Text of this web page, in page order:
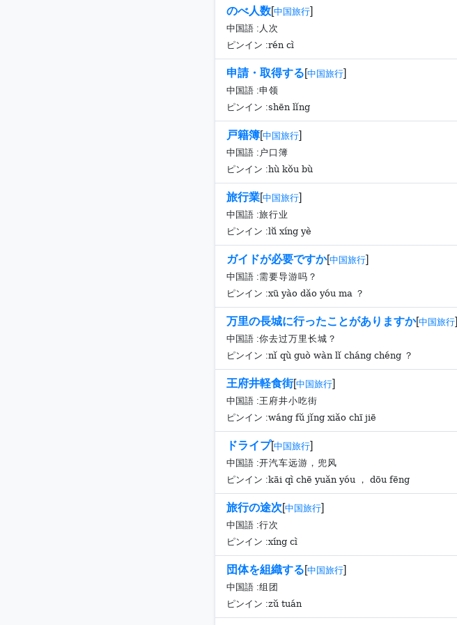
のべ人数[中国旅行]
中国語 : 人次
ピンイン :rén cì
申請・取得する[中国旅行]
中国語 :申领
ピンイン :shēn lǐng
戸籍簿[中国旅行]
中国語 : 户口簿
ピンイン :hù kǒu bù
旅行業[中国旅行]
中国語 :旅行业
ピンイン :lǚ xíng yè
ガイドが必要ですか[中国旅行]
中国語 :需要导游吗？
ピンイン :xū yào dǎo yóu ma ？
万里の長城に行ったことがありますか[中国旅行]
中国語 :你去过万里长城？
ピンイン :nǐ qù guò wàn lǐ cháng chéng ？
王府井軽食街[中国旅行]
中国語 :王府井小吃街
ピンイン :wáng fǔ jǐng xiǎo chī jiē
ドライプ[中国旅行]
中国語 :开汽车远游，兜风
ピンイン :kāi qì chē yuǎn yóu ， dōu fēng
旅行の途次[中国旅行]
中国語 :行次
ピンイン :xíng cì
団体を組織する[中国旅行]
中国語 :组团
ピンイン :zǔ tuán